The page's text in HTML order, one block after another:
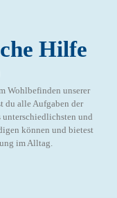
Hilfe
Wohlbefinden unserer
du alle Aufgaben der
und
können und bietest
im Alltag.